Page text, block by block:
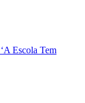
Escola Tem